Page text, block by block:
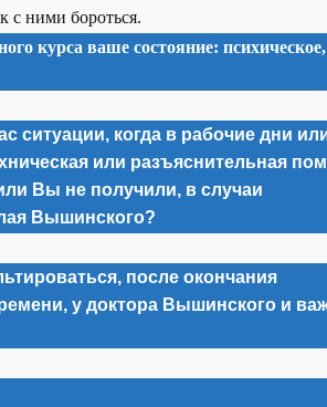
с ними бороться.
курса ваше состояние: психическое,
ситуации, когда в рабочие дни
или разъяснительная
Вы не получили, в случаи
Вышинского?
после окончания
у доктора Вышинского и